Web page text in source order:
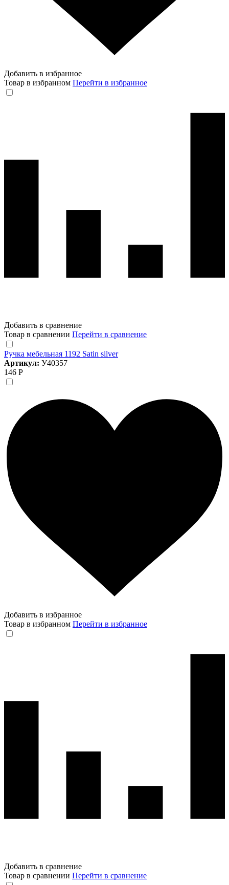
Добавить в избранное
Товар в избранном Перейти в избранное
Добавить в сравнение
Товар в сравнении Перейти в сравнение
Ручка мебельная 1192 Satin silver
Артикул: У40357
146 Р
Добавить в избранное
Товар в избранном Перейти в избранное
Добавить в сравнение
Товар в сравнении Перейти в сравнение